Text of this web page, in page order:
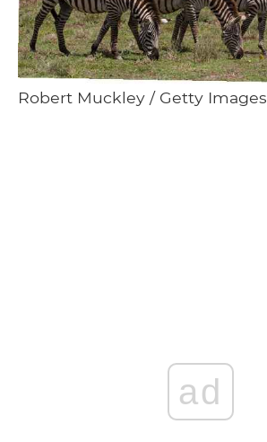
Robert Muckley / Getty Images
ad